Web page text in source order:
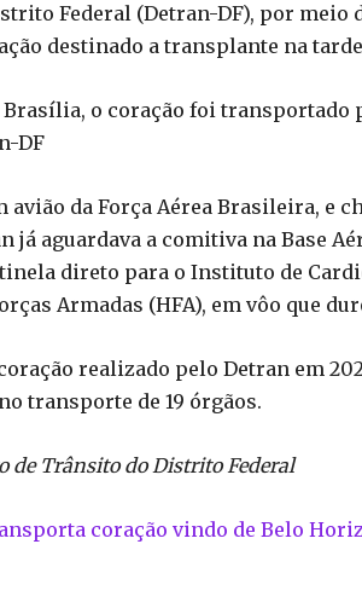
Federal (Detran-DF), por meio
destinado a transplante na
Brasília, o coração foi transportado
DF
avião da Força Aérea Brasileira, e
já aguardava a comitiva na Base
direto para o Instituto de
Armadas (HFA), em vôo que
realizado pelo Detran em
transporte de 19 órgãos.
de Trânsito do Distrito Federal
coração vindo de Belo